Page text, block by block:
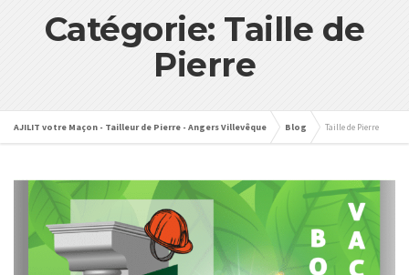
Catégorie: Taille de
Pierre
AJILIT votre Maçon - Tailleur de Pierre - Angers Villevêque Blog Taille de Pierre